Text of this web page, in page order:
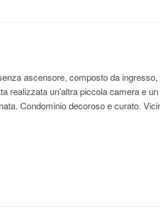
ascensore, composto da
realizzata un’altra piccola camera e un
Condominio decoroso e curato.